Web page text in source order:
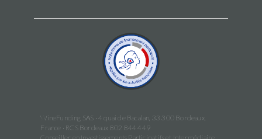
WineFunding SAS · 4 quai de Bacalan, 33 300 Bordeaux,
France · RCS Bordeaux 802 844 449